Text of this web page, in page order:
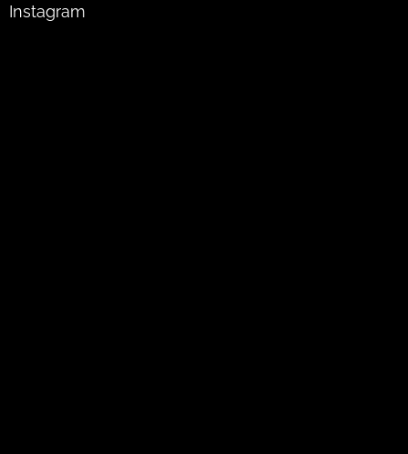
Instagram